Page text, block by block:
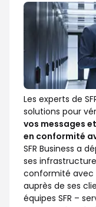
Les experts de
solutions pour
vos messages
en conformité
SFR Business a
ses
conformité avec
auprès de ses
équipes SFR –